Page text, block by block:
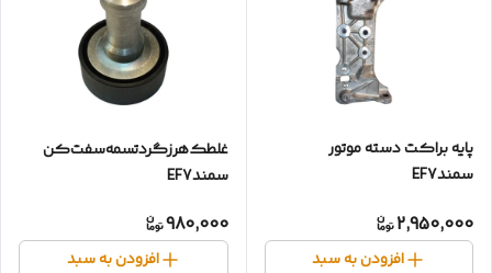
پایه براکت دسته موتور
سمندEF7
2,950,000
افزودن به سبد
غلطک‌هرزگرد‌تسمه‌سفت‌کن‌
سمندEF7
980,000
افزودن به سبد